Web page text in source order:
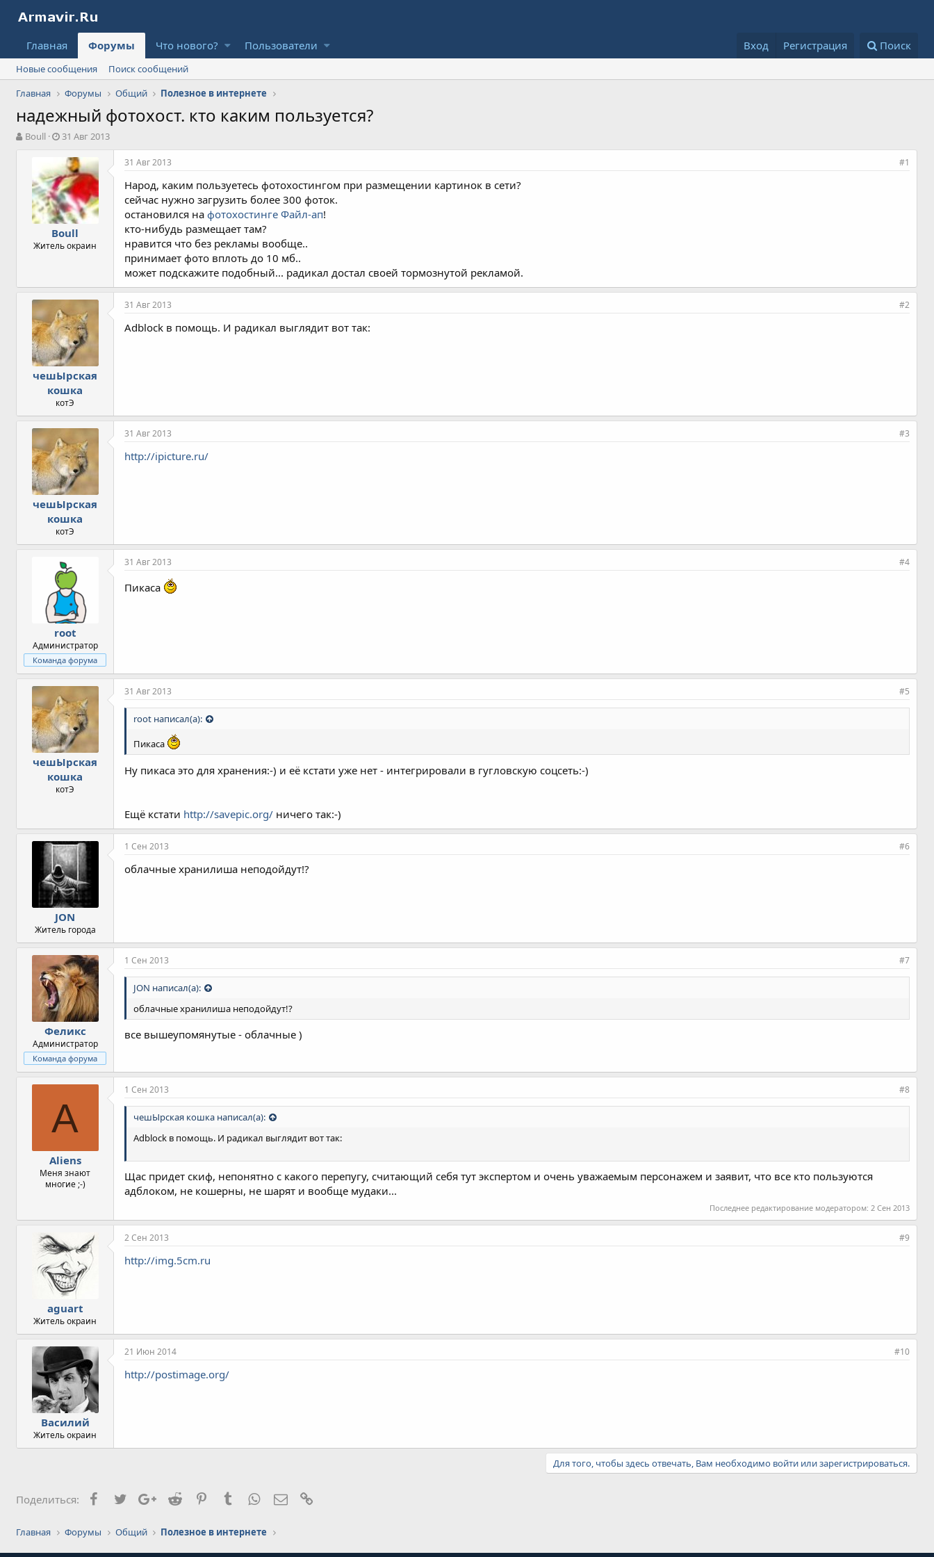
Главная Форумы Что нового? Пользователи Вход Регистрация Поиск
Новые сообщения
Поиск сообщений
Главная
Форумы Общий Полезное в интернете
надежный фотохост. кто каким пользуется?
А
Boull
Д
а
н
а
ч
а
л
а
31 Авг 2013
Boull
Житель окраин
31 Авг 2013 #1
Народ, каким пользуетесь фотохостингом при размещении картинок в сети?
сейчас нужно загрузить более 300 фоток.
остановился нафотохостинге Файл-ап!
кто-нибудь размещает там?
нравится что без рекламы вообще..
принимает фото вплоть до 10 мб..
может подскажите подобный... радикал достал своей тормознутой рекламой.
чешЫрская
кошка
котЭ
31 Авг 2013 #2
Adblock в помощь. И радикал выглядит вот так:
чешЫрская
кошка
котЭ
31 Авг 2013 #3
http://ipicture.ru/
root
Администратор
Команда форума
31 Авг 2013 #4
Пикаса
чешЫрская
кошка
котЭ
31 Авг 2013 #5
root написал(а):
Пикаса
Ну пикаса это для хранения:-) и её кстати уже нет - интегрировали в гугловскую соцсеть:-)
Ещё кстати http://savepic.org/ ничего так:-)
JON
Житель города
1 Сен 2013 #6
облачные хранилиша неподойдут!?
Феликс
Администратор
Команда форума
1 Сен 2013 #7
JON написал(а):
облачные хранилиша неподойдут!?
все вышеупомянутые - облачные )
A
Aliens
Меня знают
многие ;-)
1 Сен 2013 #8
чешЫрская кошка написал(а):
Adblock в помощь. И радикал выглядит вот так:
Щас придет скиф, непонятно с какого перепугу, считающий себя тут экспертом и очень уважаемым персонажем и заявит, что все кто пользуются
адблоком, не кошерны, не шарят и вообще мудаки...
Последнее редактирование модератором: 2 Сен 2013
aguart
Житель окраин
2 Сен 2013 #9
http://img.5cm.ru
Василий
Житель окраин
21 Июн 2014 #10
http://postimage.org/
Для того, чтобы здесь отвечать, Вам необходимо войти или зарегистрироваться.
Поделиться: Facebook
TwitterGoogle+
Reddit PinterestTumblrWhatsAppЭлектронная почта
Главная Форумы Общий Полезное в интернете